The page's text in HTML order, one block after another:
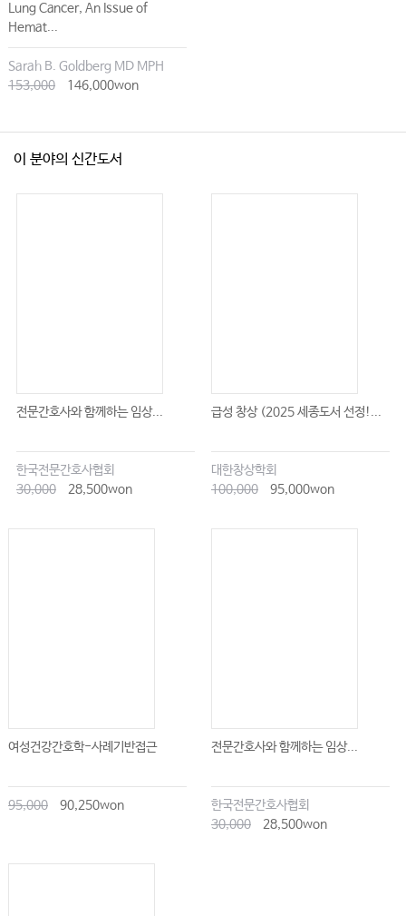
Lung Cancer, An Issue of
Hemat...
Sarah B. Goldberg MD MPH
153,000
146,000won
이 분야의 신간도서
전문간호사와 함께하는 임상...
한국전문간호사협회
30,000
28,500won
급성 창상 (2025 세종도서 선정!...
대한창상학회
100,000
95,000won
여성건강간호학-사례기반접근
95,000 90,250won
전문간호사와 함께하는 임상...
한국전문간호사협회
30,000
28,500won